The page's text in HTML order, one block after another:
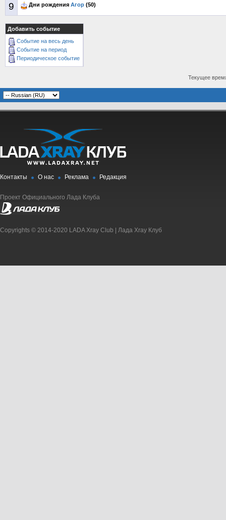
9 Дни рождения Агор (50)
Добавить событие
Событие на весь день
Событие на период
Периодическое событие
Текущее
Контакты О нас Реклама Редакция
Проект Официального Лада Клуба
Copyrights © 2014-2020 LADA Xray Club | Лада Xray Клуб